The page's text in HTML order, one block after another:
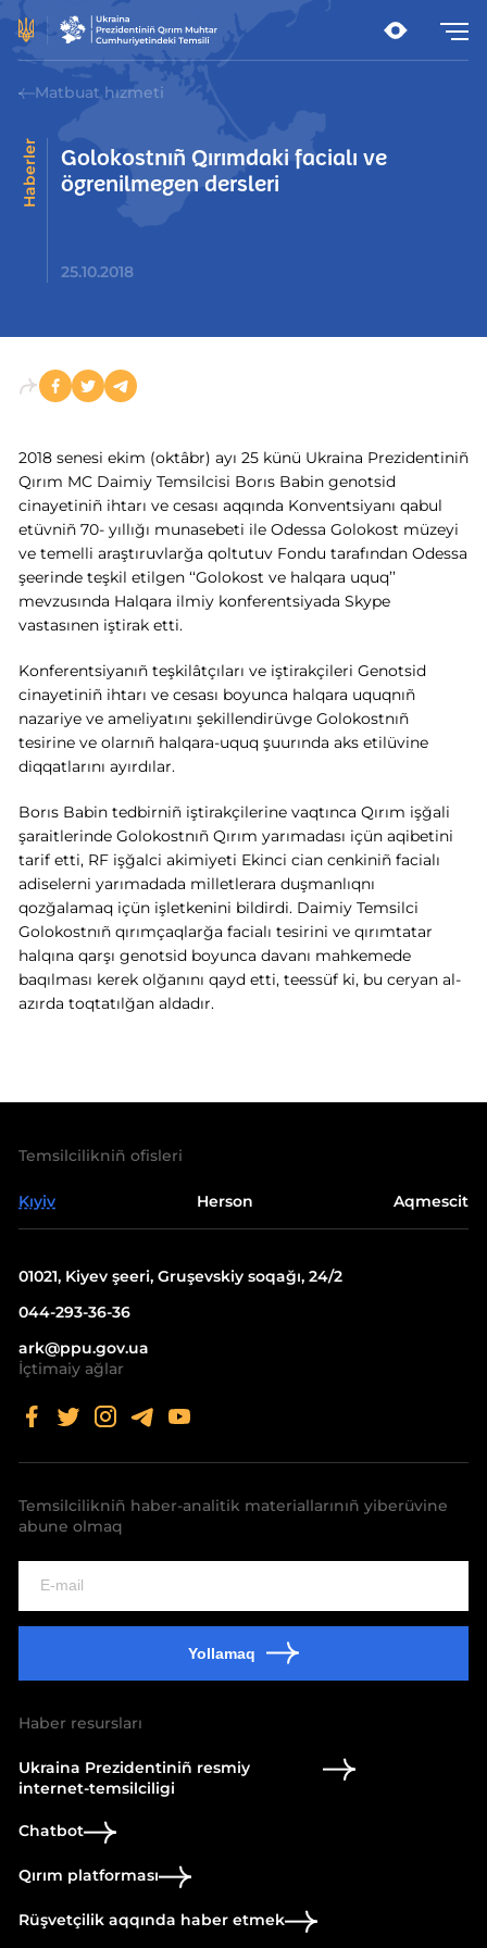
Matbuat hızmeti
Haberler
Golokostnıñ Qırımdaki facialı ve
ögrenilmegen dersleri
25.10.2018
2018 senesi ekim (oktâbr) ayı 25 künü Ukraina Prezidentiniñ
Qırım MC Daimiy Temsilcisi Borıs Babin genotsid
cinayetiniñ ihtarı ve cesası aqqında Konventsiyanı qabul
etüvniñ 70- yıllığı munasebeti ile Odessa Golokost müzeyi
ve temelli araştıruvlarğa qoltutuv Fondu tarafından Odessa
şeerinde teşkil etilgen ‘‘Golokost ve halqara uquq’’
mevzusında Halqara ilmiy konferentsiyada Skype
vastasınen iştirak etti.
Konferentsiyanıñ teşkilâtçıları ve iştirakçileri Genotsid
cinayetiniñ ihtarı ve cesası boyunca halqara uquqnıñ
nazariye ve ameliyatını şekillendirüvge Golokostnıñ
tesirine ve olarnıñ halqara-uquq şuurında aks etilüvine
diqqatlarını ayırdılar.
Borıs Babin tedbirniñ iştirakçilerine vaqtınca Qırım işğali
şaraitlerinde Golokostnıñ Qırım yarımadası içün aqibetini
tarif etti, RF işğalci akimiyeti Ekinci cian cenkiniñ facialı
adiselerni yarımadada milletlerara duşmanlıqnı
qozğalamaq içün işletkenini bildirdi. Daimiy Temsilci
Golokostnıñ qırımçaqlarğa facialı tesirini ve qırımtatar
halqına qarşı genotsid boyunca davanı mahkemede
baqılması kerek olğanını qayd etti, teessüf ki, bu ceryan al-
azırda toqtatılğan aldadır.
Temsilcilikniñ ofisleri
Kıyiv Herson Aqmescit
01021, Kiyev şeeri, Gruşevskiy soqağı, 24/2
044-293-36-36
ark@ppu.gov.ua
İçtimaiy ağlar
Temsilcilikniñ haber-analitik materiallarınıñ yiberüvine
abune olmaq
Yollamaq
Haber resursları
Ukraina Prezidentiniñ resmiy
internet-temsilciligi
Chatbot
Qırım platforması
Rüşvetçilik aqqında haber etmek